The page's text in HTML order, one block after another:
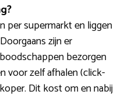
per supermarkt en liggen
zijn er
bezorgen
voor zelf afhalen (click-
Dit kost om en nabij